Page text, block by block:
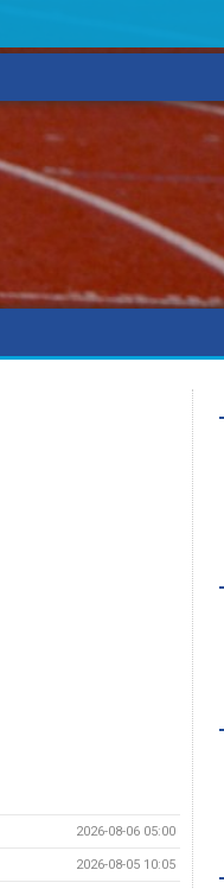
2026-08-06 05:00
2026-08-05 10:05